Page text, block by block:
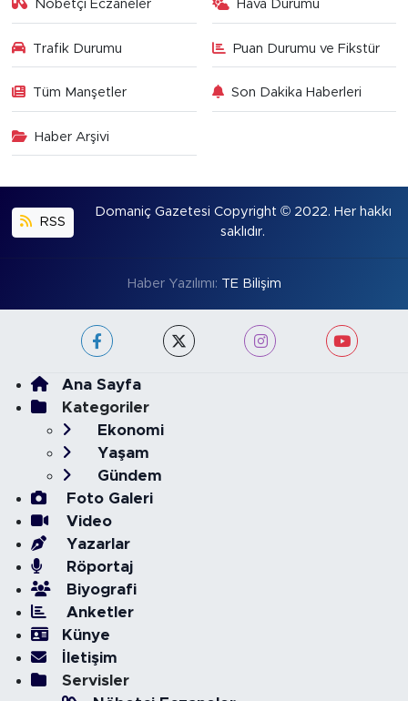
Nöbetçi Eczaneler Hava Durumu
Trafik Durumu Puan Durumu ve Fikstür
Tüm Manşetler Son Dakika Haberleri
Haber Arşivi
RSS
Domaniç Gazetesi Copyright © 2022. Her hakkı
saklıdır.
Haber Yazılımı: TE Bilişim
Ana Sayfa
Kategoriler
Ekonomi
Yaşam
Gündem
Foto Galeri
Video
Yazarlar
Röportaj
Biyografi
Anketler
Künye
İletişim
Servisler